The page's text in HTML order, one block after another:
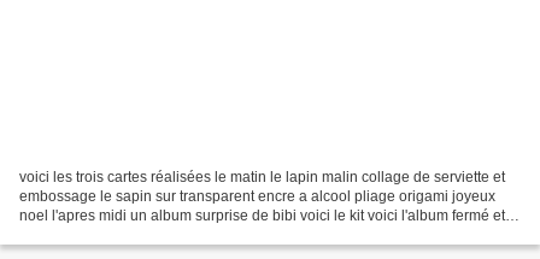
voici les trois cartes réalisées le matin le lapin malin collage de serviette et
embossage le sapin sur transparent encre a alcool pliage origami joyeux
noel l'apres midi un album surprise de bibi voici le kit voici l'album fermé et